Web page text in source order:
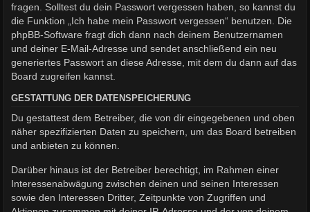
fragen. Solltest du dein Passwort vergessen haben, so kannst du
die Funktion „Ich habe mein Passwort vergessen“ benutzen. Die
phpBB-Software fragt dich dann nach deinem Benutzernamen
und deiner E-Mail-Adresse und sendet anschließend ein neu
generiertes Passwort an diese Adresse, mit dem du dann auf das
Board zugreifen kannst.
GESTATTUNG DER DATENSPEICHERUNG
Du gestattest dem Betreiber, die von dir eingegebenen und oben
näher spezifizierten Daten zu speichern, um das Board betreiben
und anbieten zu können.
Darüber hinaus ist der Betreiber berechtigt, im Rahmen einer
Interessenabwägung zwischen deinen und seinen Interessen
sowie den Interessen Dritter, Zeitpunkte von Zugriffen und